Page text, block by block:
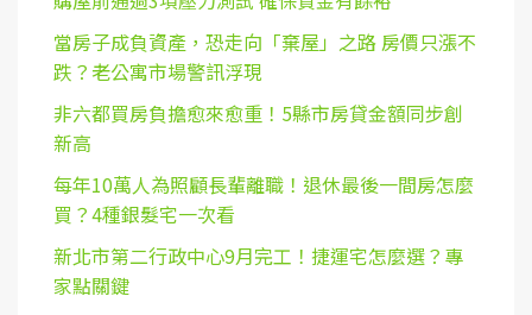
當房子成負資產，恐走向「棄屋」之路 房價只漲不
跌？老公寓市場警訊浮現
非六都買房負擔愈來愈重！5縣市房貸金額同步創
新高
每年10萬人為照顧長輩離職！退休最後一間房怎麼
買？4種銀髮宅一次看
新北市第二行政中心9月完工！捷運宅怎麼選？專
家點關鍵